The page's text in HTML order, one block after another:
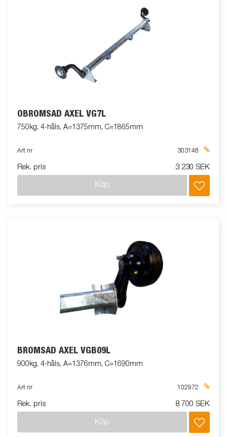
OBROMSAD AXEL VG7L
750kg, 4-håls, A=1375mm, C=1865mm
Art nr 303148
Rek. pris 3 230 SEK
Köp
BROMSAD AXEL VGB09L
900kg, 4-håls, A=1376mm, C=1690mm
Art nr 102972
Rek. pris 8 700 SEK
Köp